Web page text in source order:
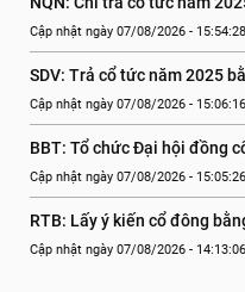
Cập nhật ngày 07/08/2026 - 15:54:28
SDV: Trả cổ tức năm 2025
Cập nhật ngày 07/08/2026 - 15:06:16
BBT: Tổ chức Đại hội đồng
Cập nhật ngày 07/08/2026 - 15:05:26
RTB: Lấy ý kiến cổ đông
Cập nhật ngày 07/08/2026 - 14:13:06